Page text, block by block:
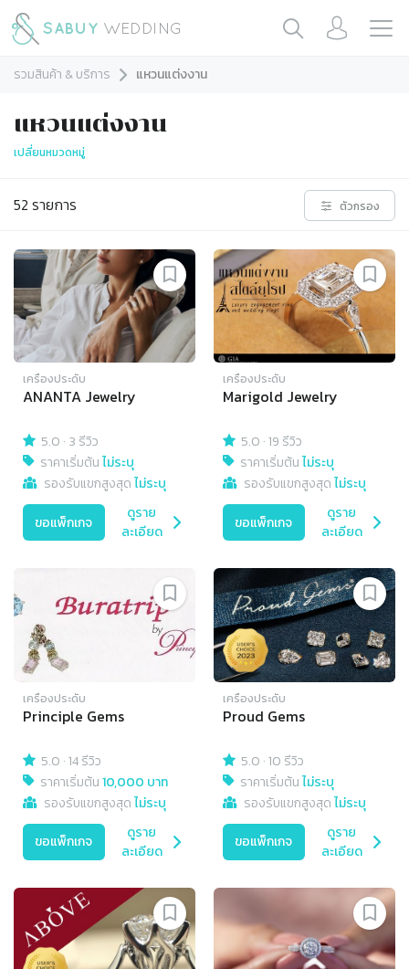
รวมสินค้า & บริการ แหวนแต่งงาน
แหวนแต่งงาน
เปลี่ยนหมวดหมู่
52 รายการ ตัวกรอง
เครื่องประดับ
ANANTA Jewelry
5.0 · 3 รีวิว
ราคาเริ่มต้นไม่ระบุ
รองรับแขกสูงสุดไม่ระบุ
ขอแพ็กเกจ
ดูราย
ละเอียด
เครื่องประดับ
Marigold Jewelry
5.0 ·19 รีวิว
ราคาเริ่มต้นไม่ระบุ
รองรับแขกสูงสุดไม่ระบุ
ขอแพ็กเกจ
ดูราย
ละเอียด
เครื่องประดับ
Principle Gems
5.0 ·14 รีวิว
ราคาเริ่มต้น10,000 บาท
รองรับแขกสูงสุดไม่ระบุ
ขอแพ็กเกจ
ดูราย
ละเอียด
เครื่องประดับ
Proud Gems
5.0 ·10 รีวิว
ราคาเริ่มต้นไม่ระบุ
รองรับแขกสูงสุดไม่ระบุ
ขอแพ็กเกจ
ดูราย
ละเอียด